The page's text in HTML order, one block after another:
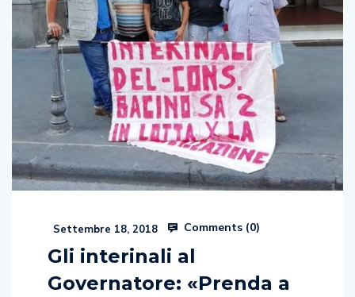
Settembre 18, 2018 Comments (0)
Gli interinali al
Governatore: «Prenda a